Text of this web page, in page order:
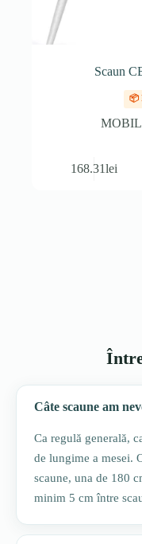
Scaun
📦
168.31lei
Câte scaune am
Ca regulă generală,
de lungime a mesei.
scaune, una de 180
minim 5 cm între